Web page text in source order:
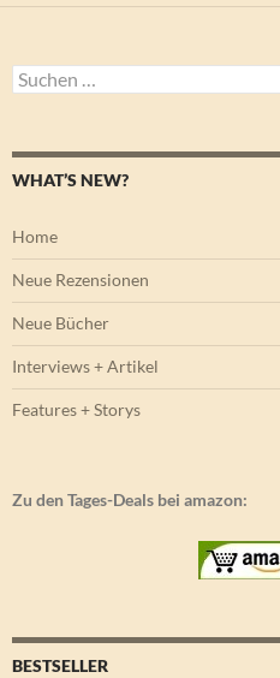
Suchen
nach:
WHAT’S NEW?
Home
Neue Rezensionen
Neue Bücher
Interviews + Artikel
Features + Storys
Zu den Tages-Deals bei amazon:
BESTSELLER